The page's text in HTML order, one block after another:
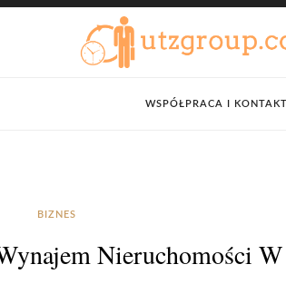
WSPÓŁPRACA I KONTAKT
BIZNES
Nieruchomości